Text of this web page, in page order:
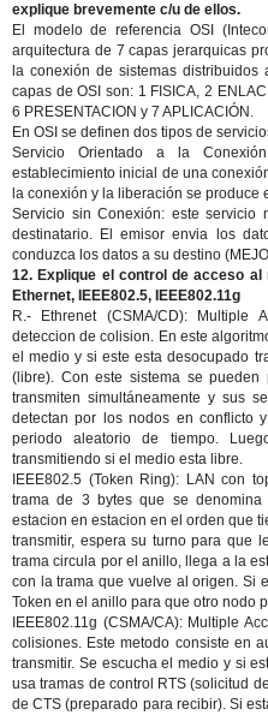
explique brevemente c/u de ellos.
El modelo de referencia OSI
arquitectura de 7 capas jerarquicas
la conexión de sistemas
capas de OSI son: 1 FISICA, 2
6 PRESENTACION y 7 APLICACIÓN.
En OSI se definen dos tipos de
Servicio Orientado a la Conexión
establecimiento inicial de una
la conexión y la liberación se
Servicio sin Conexión: este servicio
destinatario. El emisor envia los
conduzca los datos a su destino
12. Explique el control de acceso
Ethernet, IEEE802.5, IEEE802.11g
R.-
Ethrenet (CSMA/CD): Multiple
deteccion de colision. En este
el medio y si este esta desocupado
(libre). Con este sistema se
transmiten simultáneamente y sus
detectan por los nodos en conflicto
periodo aleatorio de tiempo.
transmitiendo si el medio esta libre.
IEEE802.5 (Token Ring): LAN con
trama de 3 bytes que se
estacion en estacion en el orden que
transmitir, espera su turno para que
trama circula por el anillo, llega a la
con la trama que vuelve al origen. Si
Token en el anillo para que otro nodo
IEEE802.11g (CSMA/CA): Multiple
colisiones. Este metodo consiste en
transmitir. Se escucha el medio y si
usa tramas de control RTS (solicitud
de CTS (preparado para recibir). Si